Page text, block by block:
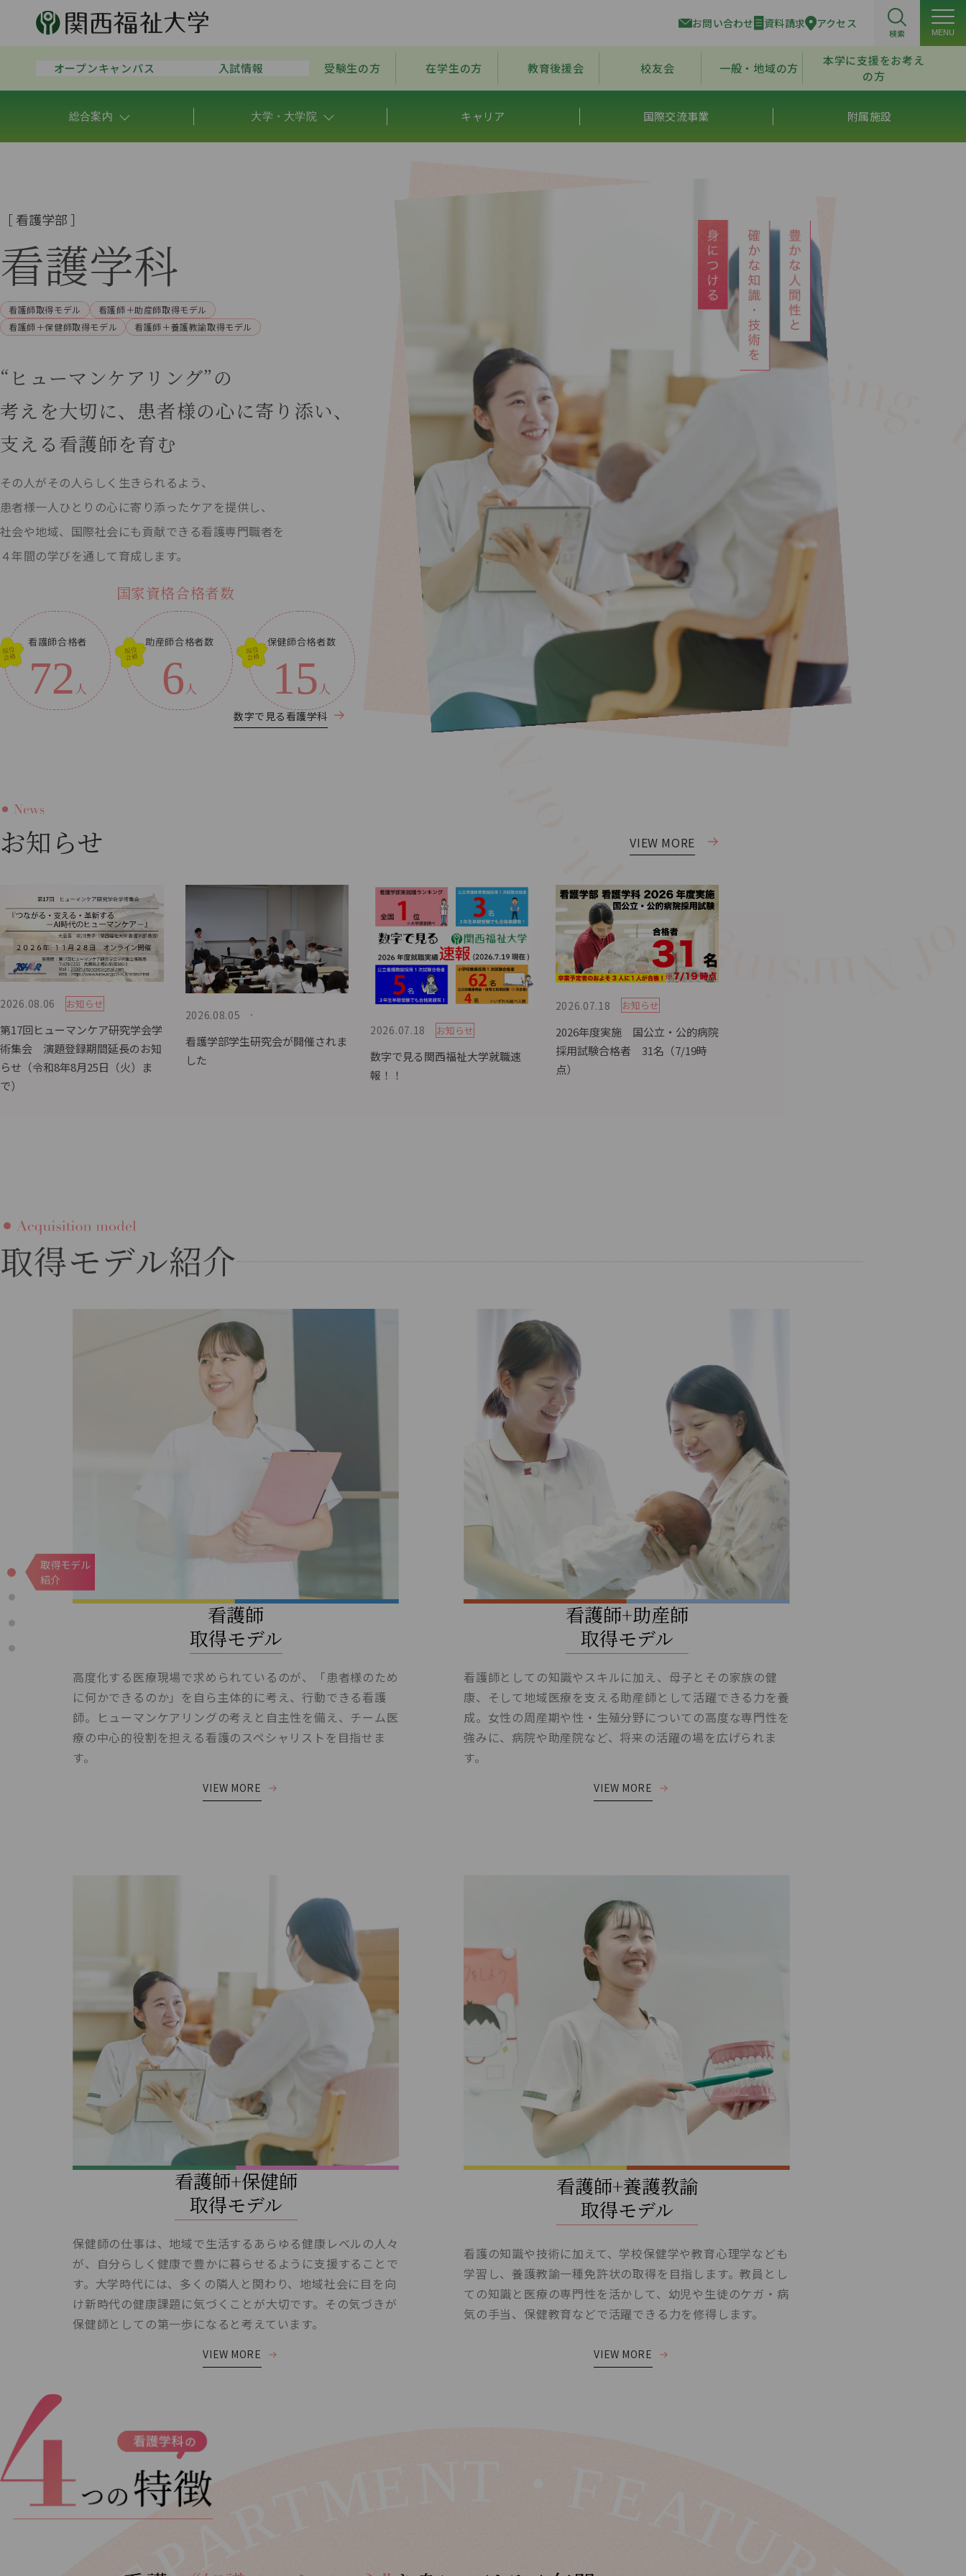
お問い合わせ 資料請求 アクセス
検索 MENU
オープンキャンパス 入試情報 受験生の方 在学生の方 教育後援会 校友会 一般・地域の方
本学に支援をお考え
の方
総合案内 大学・大学院 キャリア 国際交流事業 附属施設
［看護学部］
看護学科
看護師取得モデル
看護師＋助産師取得モデル
看護師＋保健師取得モデル
看護師＋養護教諭取得モデル
“ヒューマンケアリング”の
考えを大切に、患者様の心に寄り添い、
支える看護師を育む
その人がその人らしく生きられるよう、
患者様一人ひとりの心に寄り添ったケアを提供し、
社会や地域、国際社会にも貢献できる看護専門職者を
４年間の学びを通して育成します。
国家資格合格者数
看護師合格者
72 人
助産師合格者数
6 人
保健師合格者数
15 人
数字で見る看護学科
お知らせ VIEW MORE
2026.08.06 お知らせ
第17回ヒューマンケア研究学会学
術集会 演題登録期間延長のお知
らせ（令和8年8月25日（火）ま
で）
2026.08.05
看護学部学生研究会が開催されま
した
2026.07.18 お知らせ
数字で見る関西福祉大学就職速
報！！
2026.07.18 お知らせ
2026年度実施 国公立・公的病院
採用試験合格者 31名（7/19時
点）
取得モデル
紹介
取得モデル紹介
看護師
取得モデル
高度化する医療現場で求められているのが、「患者様のため
に何かできるのか」を自ら主体的に考え、行動できる看護
師。ヒューマンケアリングの考えと自主性を備え、チーム医
療の中心的役割を担える看護のスペシャリストを目指せま
す。
VIEW MORE
看護師+助産師
取得モデル
看護師としての知識やスキルに加え、母子とその家族の健
康、そして地域医療を支える助産師として活躍できる力を養
成。女性の周産期や性・生殖分野についての高度な専門性を
強みに、病院や助産院など、将来の活躍の場を広げられま
す。
VIEW MORE
看護師+保健師
取得モデル
保健師の仕事は、地域で生活するあらゆる健康レベルの人々
が、自分らしく健康で豊かに暮らせるように支援することで
す。大学時代には、多くの隣人と関わり、地域社会に目を向
け新時代の健康課題に気づくことが大切です。その気づきが
保健師としての第一歩になると考えています。
VIEW MORE
看護師+養護教諭
取得モデル
看護の知識や技術に加えて、学校保健学や教育心理学なども
学習し、養護教諭一種免許状の取得を目指します。教員とし
ての知識と医療の専門性を活かして、幼児や生徒のケガ・病
気の手当、保健教育などで活躍できる力を修得します。
VIEW MORE